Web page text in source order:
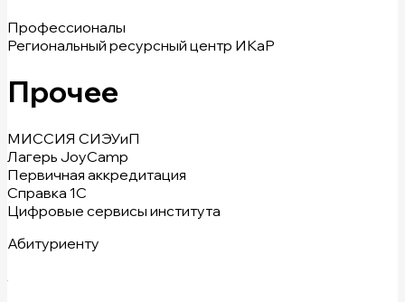
Профессионалы
Региональный ресурсный центр ИКаР
Прочее
МИССИЯ СИЭУиП
Лагерь JoyCamp
Первичная аккредитация
Справка 1С
Цифровые сервисы института
Абитуриенту